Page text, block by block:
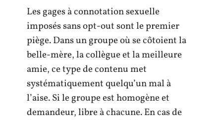
Les gages à connotation sexuelle
imposés sans opt-out sont le premier
piège. Dans un groupe où se côtoient la
belle-mère, la collègue et la meilleure
amie, ce type de contenu met
systématiquement quelqu’un mal à
l’aise. Si le groupe est homogène et
demandeur, libre à chacune. En cas de